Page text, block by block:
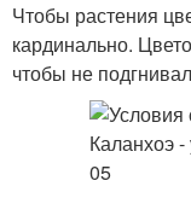
Чтобы растения
кардинально.
чтобы не